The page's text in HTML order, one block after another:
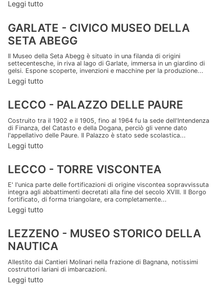
Leggi tutto
GARLATE - CIVICO MUSEO DELLA
SETA ABEGG
Il Museo della Seta Abegg è situato in una filanda di origini
settecentesche, in riva al lago di Garlate, immersa in un giardino di
gelsi. Espone scoperte, invenzioni e macchine per la produzione...
Leggi tutto
LECCO - PALAZZO DELLE PAURE
Costruito tra il 1902 e il 1905, fino al 1964 fu la sede dell'Intendenza
di Finanza, del Catasto e della Dogana, perciò gli venne dato
l'appellativo delle Paure. Il Palazzo è stato sede scolastica...
Leggi tutto
LECCO - TORRE VISCONTEA
E' l'unica parte delle fortificazioni di origine viscontea sopravvissuta
integra agli abbattimenti decretati alla fine del secolo XVIII. Il Borgo
fortificato, di forma triangolare, era completamente...
Leggi tutto
LEZZENO - MUSEO STORICO DELLA
NAUTICA
Allestito dai Cantieri Molinari nella frazione di Bagnana, notissimi
costruttori lariani di imbarcazioni.
Leggi tutto